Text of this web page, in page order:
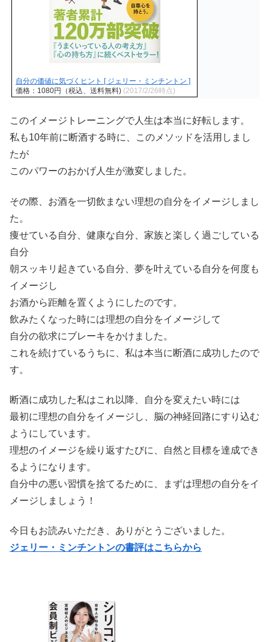
自分の価値に気づくヒント [ ジェリー・ミンチントン ]
価格：1080円（税込、送料無料) (2017/2/26時点)
このイメージトレーニングで人生は本当に好転します。
私も10年前に断酒する時に、このメソッドを活用しまし
たが
このパワーのおかげ人生が激変しました。
その際、お酒を一切飲まない理想の自分をイメージしまし
た。
痩せている自分、健康な自分、家族と楽しく過ごしている
自分
朝スッキリ起きている自分、夢を叶えている自分を何度も
イメージし
お酒から距離を置くようにしたのです。
飲みたくなった時には理想の自分をイメージして
自分の欲求にブレーキをかけました。
これを続けているうちに、私は本当に断酒に成功したので
す。
断酒に成功した私はこれ以降、自分を変えたい時には
最初に理想の自分をイメージし、脳の神経回路にすり込む
ようにしています。
理想のイメージを繰り返すたびに、自然と目標を達成でき
るようになります。
自分中の悪い習慣を捨てるために、まずは理想の自分をイ
メージしましょう！
今日もお読みいただき、ありがとうございました。
ジェリー・ミンチントンの書評はこちらから